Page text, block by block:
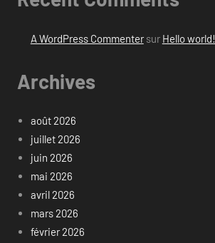
A WordPress Commentersur Hello world!
Archives
août 2026
juillet 2026
juin 2026
mai 2026
avril 2026
mars 2026
février 2026